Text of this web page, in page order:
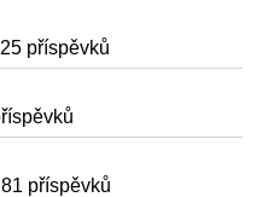
příspěvků
příspěvků